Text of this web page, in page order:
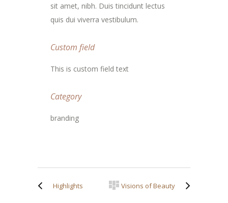
sit amet, nibh. Duis tincidunt lectus
quis dui viverra vestibulum.
Custom field
This is custom field text
Category
branding
Highlights Visions of Beauty